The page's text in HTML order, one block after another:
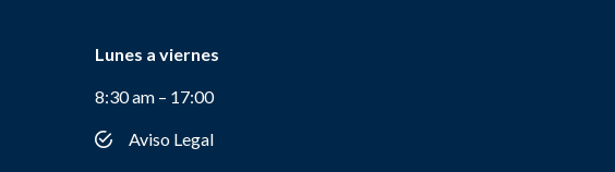
Lunes a viernes
8:30 am – 17:00
Aviso Legal